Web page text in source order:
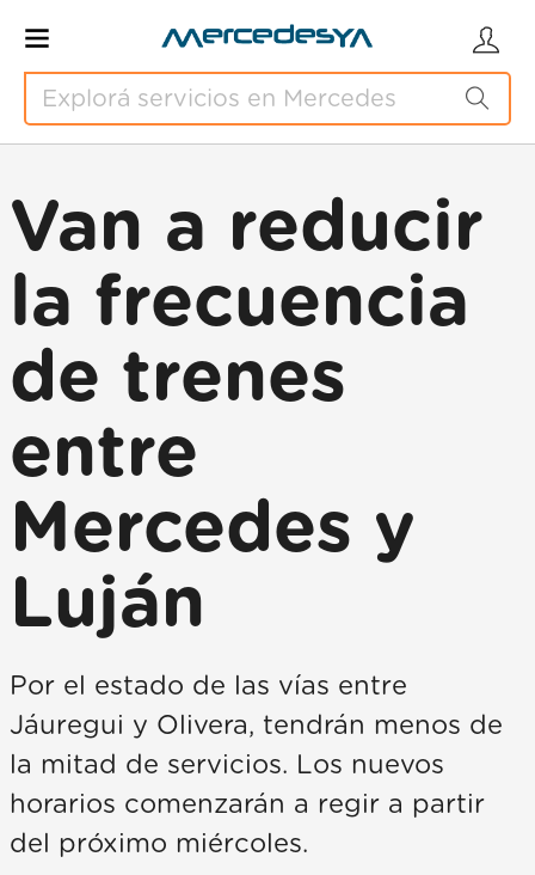
Van a reducir
la frecuencia
de trenes
entre
Mercedes y
Luján
Por el estado de las vías entre
Jáuregui y Olivera, tendrán menos de
la mitad de servicios. Los nuevos
horarios comenzarán a regir a partir
del próximo miércoles.